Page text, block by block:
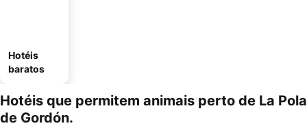
Hotéis
baratos
Hotéis que permitem animais perto de La Pola
de Gordón.